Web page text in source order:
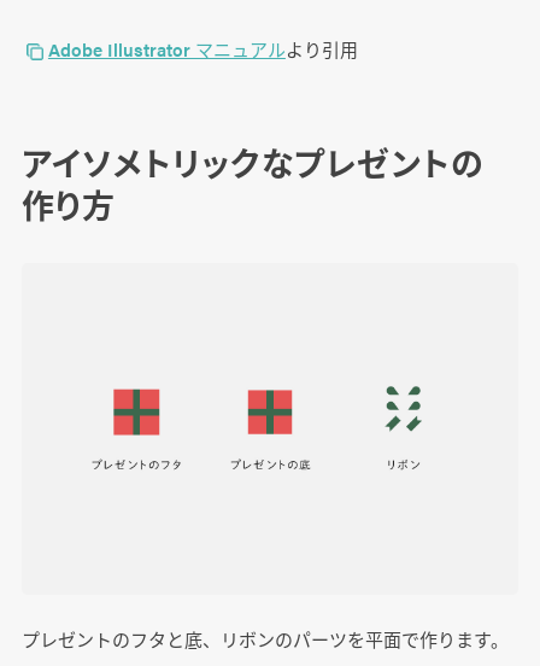
Adobe Illustrator マニュアルより引用
アイソメトリックなプレゼントの
作り方
プレゼントのフタと底、リボンのパーツを平面で作ります。